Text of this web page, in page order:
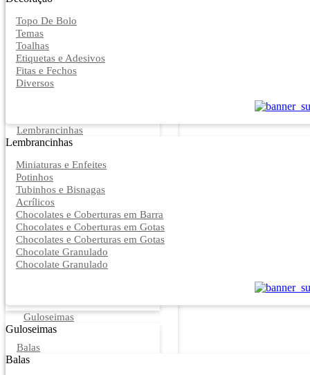
Topo De Bolo
Temas
Toalhas
Etiquetas e Adesivos
Fitas e Fechos
Diversos
Lembrancinhas
Lembrancinhas
Miniaturas e Enfeites
Potinhos
Tubinhos e Bisnagas
Acrílicos
Chocolates e Coberturas em Barra
Chocolates e Coberturas em Gotas
Chocolates e Coberturas em Gotas
Chocolate Granulado
Chocolate Granulado
Guloseimas
Guloseimas
Balas
Balas